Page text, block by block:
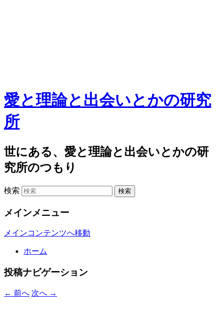
愛と理論と出会いとかの研究
所
世にある、愛と理論と出会いとかの研
究所のつもり
検索
メインメニュー
メインコンテンツへ移動
ホーム
投稿ナビゲーション
← 前へ 次へ →